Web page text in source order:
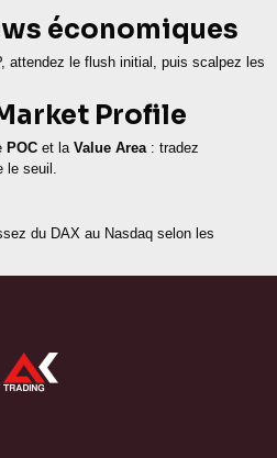
économiques
attendez le flush initial, puis scalpez les
Profile
POC et la Value Area: tradez
le seuil.
du DAX au Nasdaq selon les